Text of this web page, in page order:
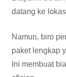
datang ke
Namun, biro
paket lengkap
Ini membuat